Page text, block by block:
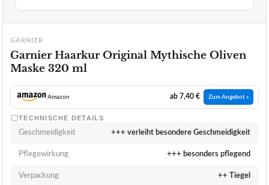
GARNIER
Garnier Haarkur Original Mythische Oliven
Maske 320 ml
Amazon ab 7,40 € Zum Angebot »
TECHNISCHE DETAILS
Geschmeidigkeit +++ verleiht besondere Geschmeidigkeit
Pflegewirkung +++ besonders pflegend
Verpackung ++ Tiegel